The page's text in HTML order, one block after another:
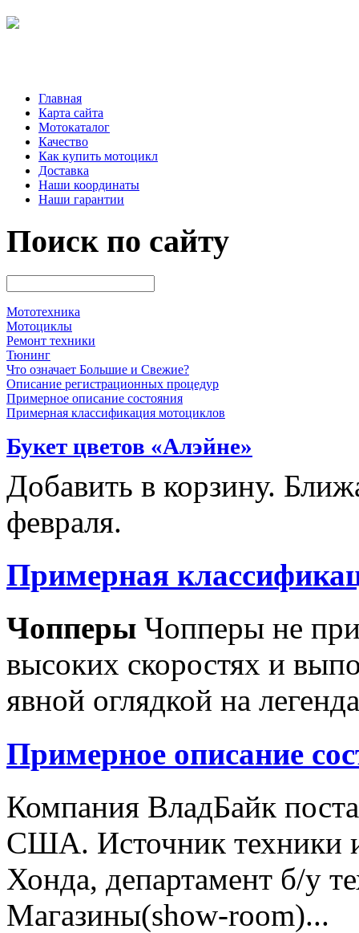
Главная
Карта сайта
Мотокаталог
Качество
Как купить мотоцикл
Доставка
Наши координаты
Наши гарантии
Поиск по сайту
Мототехника
Мотоциклы
Ремонт техники
Тюнинг
Что означает Большие и Свежие?
Описание регистрационных процедур
Примерное описание состояния
Примерная классификация мотоциклов
Букет цветов «Алэйне»
Добавить в корзину.
февраля.
Примерная
Чопперы Чопперы не
высоких скоростях и
явной оглядкой на
Примерное описание
Компания ВладБайк
США. Источник техники
Хонда, департамент б/у
Магазины(show-room)...